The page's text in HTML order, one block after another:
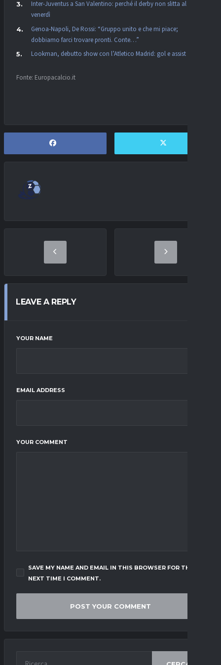
Inter-Juventus a San Valentino: perché il derby non slitta al
venerdì
Genoa-Napoli, De Rossi: “Gruppo unito e che mi piace;
dobbiamo farci trovare pronti. Conte…”
Lookman, debutto show con l’Atletico Madrid: gol e assist
Fonte: Europacalcio.it
LEAVE A REPLY
YOUR NAME
EMAIL ADDRESS
YOUR COMMENT
SAVE MY NAME AND EMAIL IN THIS BROWSER FOR THE
NEXT TIME I COMMENT.